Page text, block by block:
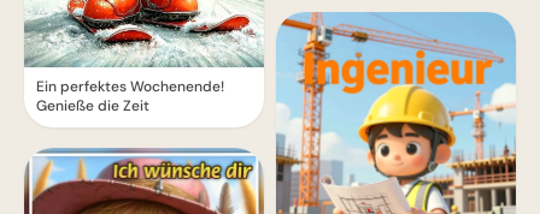
Ein perfektes Wochenende!
Genieße die Zeit